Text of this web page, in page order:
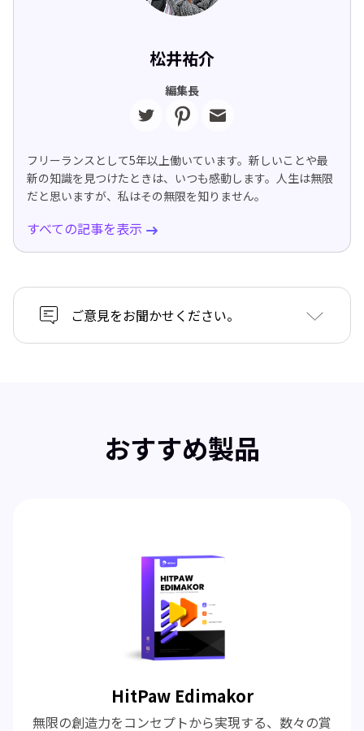
松井祐介
編集長
フリーランスとして5年以上働いています。新しいことや最
新の知識を見つけたときは、いつも感動します。人生は無限
だと思いますが、私はその無限を知りません。
すべての記事を表示
ご意見をお聞かせください。
おすすめ製品
HitPaw Edimakor
無限の創造力をコンセプトから実現する、数々の賞